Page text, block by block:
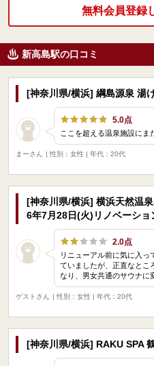
無料会員登録
新高島駅の口コミ
[神奈川県/横浜] 綱島源泉 湯
5.0点
ここを超える温泉施設にま
まーさん
| 性別：女性 | 年代：20代
[神奈川県/横浜] 横浜天然温
6年7月28日(火)リノベーショ
2.0点
リニューアル前に気に入っ
ていましたが、正直なところがっか
なり、男女共通のサウナに
ゲストさん
| 性別：女性 | 年代：20代
[神奈川県/横浜] RAKU SPA